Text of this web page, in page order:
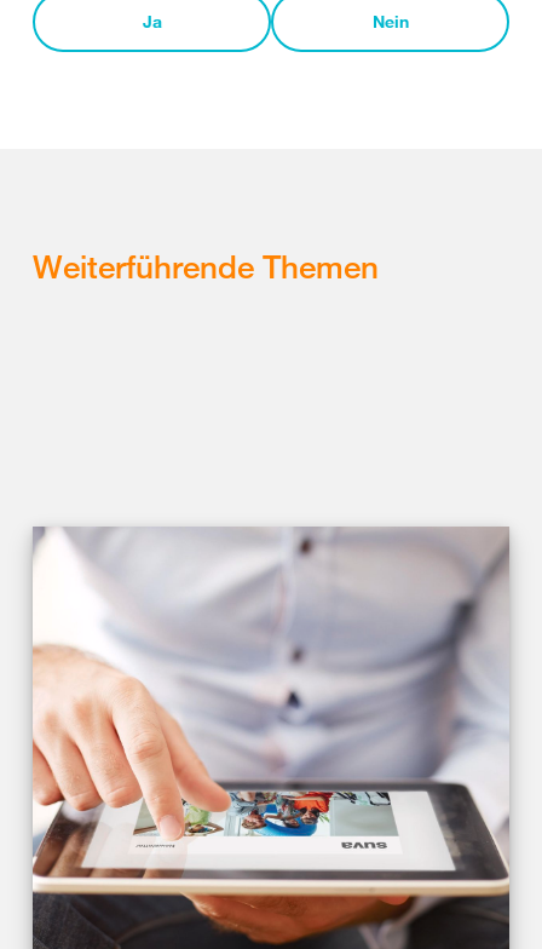
Ja Nein
Weiterführende Themen